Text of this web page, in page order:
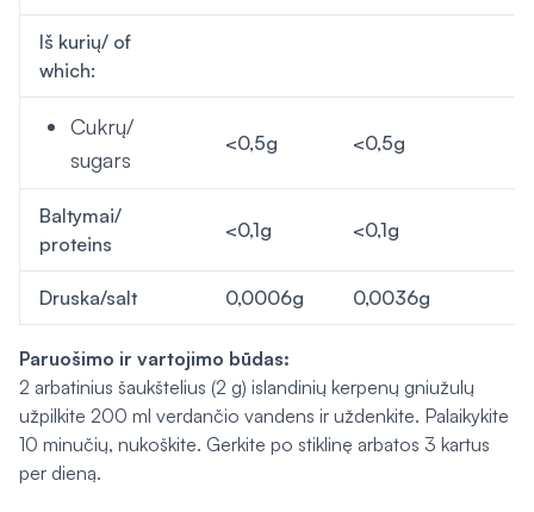
Iš kurių/ of
which:
Cukrų/
sugars
<0,5g <0,5g
Baltymai/
proteins
<0,1g <0,1g
Druska/salt 0,0006g 0,0036g
Paruošimo ir vartojimo būdas:
2 arbatinius šaukštelius (2 g) islandinių kerpenų gniužulų
užpilkite 200 ml verdančio vandens ir uždenkite. Palaikykite
10 minučių, nukoškite. Gerkite po stiklinę arbatos 3 kartus
per dieną.